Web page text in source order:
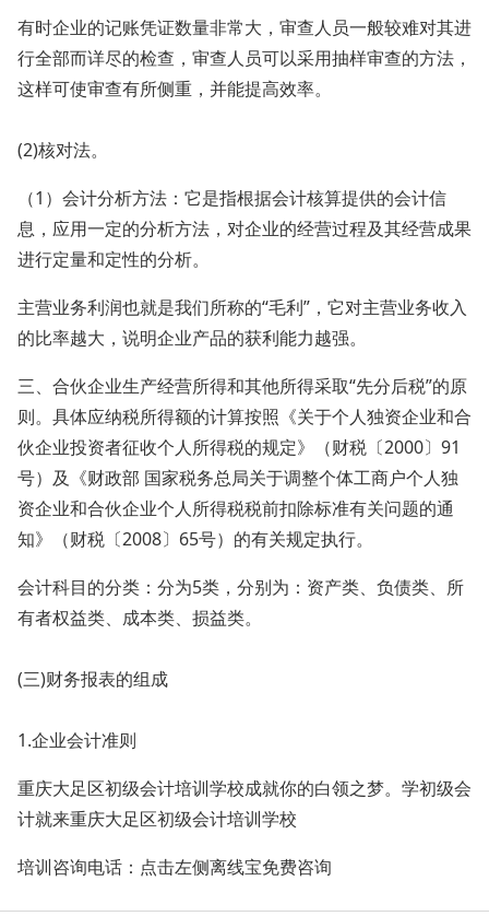
有时企业的记账凭证数量非常大，审查人员一般较难对其进
行全部而详尽的检查，审查人员可以采用抽样审查的方法，
这样可使审查有所侧重，并能提高效率。
(2)核对法。
（1）会计分析方法：它是指根据会计核算提供的会计信
息，应用一定的分析方法，对企业的经营过程及其经营成果
进行定量和定性的分析。
主营业务利润也就是我们所称的“毛利”，它对主营业务收入
的比率越大，说明企业产品的获利能力越强。
三、合伙企业生产经营所得和其他所得采取“先分后税”的原
则。具体应纳税所得额的计算按照《关于个人独资企业和合
伙企业投资者征收个人所得税的规定》（财税〔2000〕91
号）及《财政部 国家税务总局关于调整个体工商户个人独
资企业和合伙企业个人所得税税前扣除标准有关问题的通
知》（财税〔2008〕65号）的有关规定执行。
会计科目的分类：分为5类，分别为：资产类、负债类、所
有者权益类、成本类、损益类。
(三)财务报表的组成
1.企业会计准则
重庆大足区初级会计培训学校成就你的白领之梦。学初级会
计就来重庆大足区初级会计培训学校
培训咨询电话：点击左侧离线宝免费咨询